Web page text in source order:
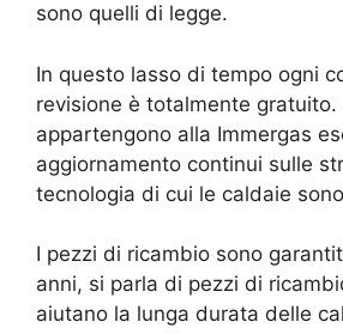
sono quelli di legge.
In questo lasso di tempo ogni
revisione è totalmente gratuito.
appartengono alla Immergas
aggiornamento continui sulle
tecnologia di cui le caldaie
I pezzi di ricambio sono
anni, si parla di pezzi di
aiutano la lunga durata delle